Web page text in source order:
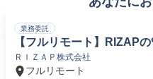
業務委託
【フルリモート】RIZAP
ＲＩＺＡＰ株式会社
フルリモート